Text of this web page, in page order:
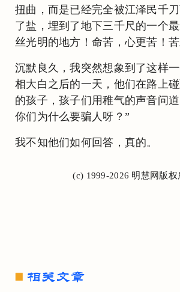
扭曲，而是已经完全被江泽民千
了盐，埋到了地下三千尺的一个
丝光明的地方！命苦，心更苦！苦
沉默良久，我突然想象到了这样
相大白之后的一天，他们在路上
的孩子，孩子们用稚气的声音问道
你们为什么要骗人呀？”
我不知他们如何回答，真的。
(c) 1999-2026 明慧网版权